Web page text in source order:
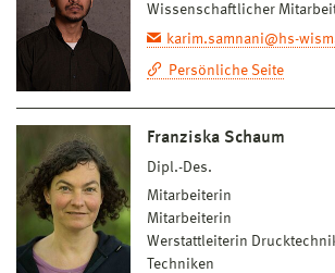
Wissenschaftlicher
karim.samnani@hs-
Persönliche Seite
Franziska Schaum
Dipl.-Des.
Mitarbeiterin
Mitarbeiterin
Werstattleiterin
Techniken